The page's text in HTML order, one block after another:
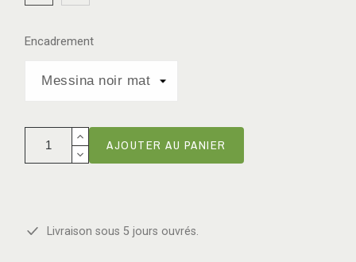
Encadrement
AJOUTER AU PANIER
Livraison sous 5 jours ouvrés.